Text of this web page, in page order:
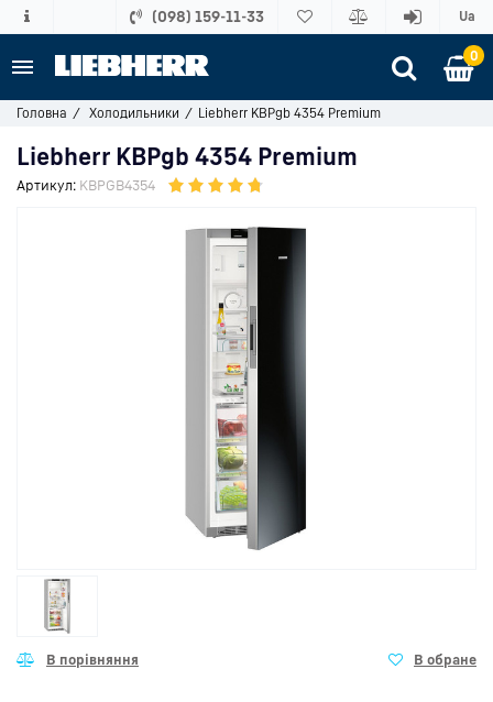
(098) 159-11-33 Ua
0
Головна Холодильники Liebherr KBPgb 4354 Premium
Liebherr KBPgb 4354 Premium
Артикул: KBPGB4354